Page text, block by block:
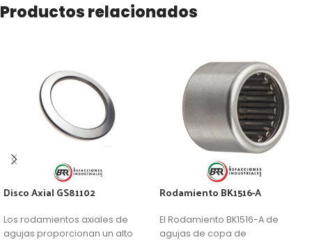
Productos relacionados
Disco Axial GS81102
Los rodamientos axiales de
agujas proporcionan un alto
Rodamiento BK1516-A
El Rodamiento BK1516-A de
agujas de copa de